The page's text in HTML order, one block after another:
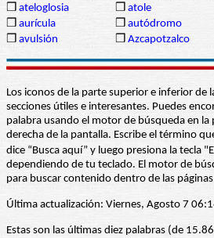
❒ ateloglosia ❒ atole
❒ aurícula ❒ autódromo
❒ avulsión ❒ Azcapotzalco
Los iconos de la parte superior e inferior de
secciones útiles e interesantes. Puedes
palabra usando el motor de búsqueda en
derecha de la pantalla. Escribe el término
dice “Busca aquí” y luego presiona la
dependiendo de tu teclado. El motor de
para buscar contenido dentro de las
Última actualización: Viernes, Agosto 7
Estas son las últimas diez palabras (de